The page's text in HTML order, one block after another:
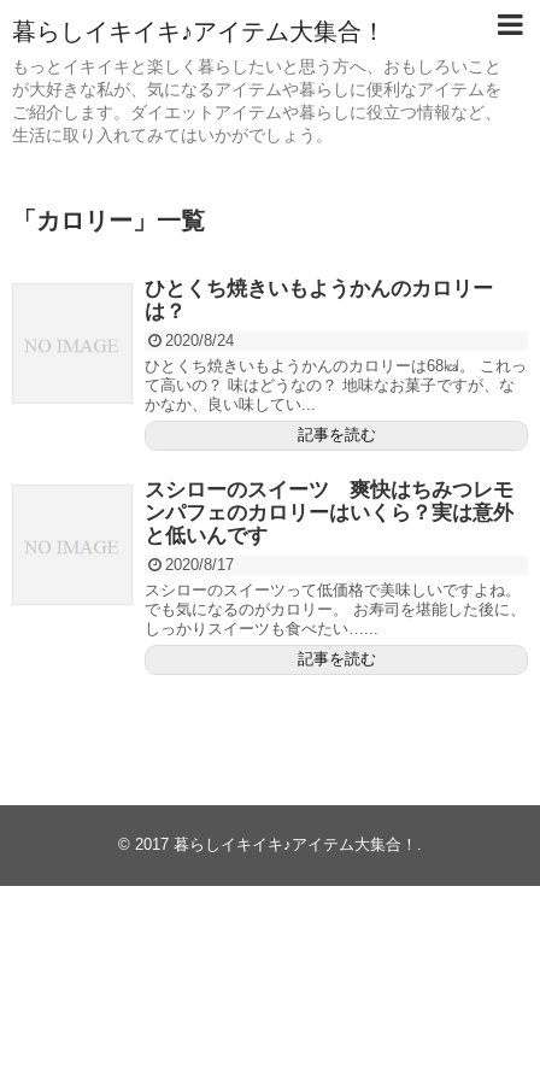
暮らしイキイキ♪アイテム大集合！
もっとイキイキと楽しく暮らしたいと思う方へ、おもしろいこと
が大好きな私が、気になるアイテムや暮らしに便利なアイテムを
ご紹介します。ダイエットアイテムや暮らしに役立つ情報など、
生活に取り入れてみてはいかがでしょう。
「 カロリー 」 一覧
ひとくち焼きいもようかんのカロリー
は？
2020/8/24
ひとくち焼きいもようかんのカロリーは68㎉。 これっ
て高いの？ 味はどうなの？ 地味なお菓子ですが、な
かなか、良い味してい...
記事を読む
スシローのスイーツ 爽快はちみつレモ
ンパフェのカロリーはいくら？実は意外
と低いんです
2020/8/17
スシローのスイーツって低価格で美味しいですよね。
でも気になるのがカロリー。 お寿司を堪能した後に、
しっかりスイーツも食べたい…...
記事を読む
© 2017 暮らしイキイキ♪アイテム大集合！